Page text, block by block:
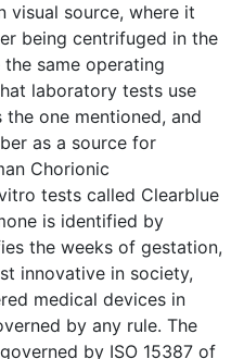
visual source, where it
being centrifuged in the
same operating
laboratory tests use
one mentioned, and
as a source for
Chorionic
tests called Clearblue
is identified by
the weeks of gestation,
innovative in society,
medical devices in
by any rule. The
by ISO 15387 of